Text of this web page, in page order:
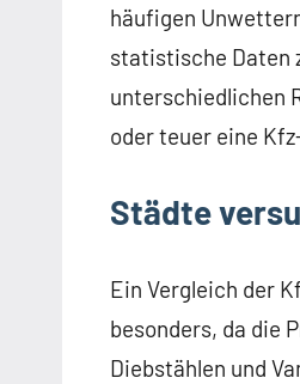
häufigen
statistische Daten
unterschiedlichen
oder teuer eine
Städte
Ein Vergleich der
besonders, da die
Diebstählen und